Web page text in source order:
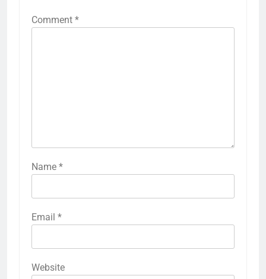
Comment *
Name *
Email *
Website